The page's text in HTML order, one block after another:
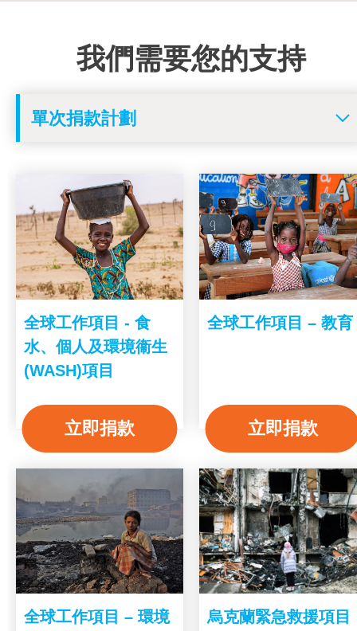
我們需要您的支持
全球工作項目 - 食
水、個人及環境衞生
(WASH)項目
立即捐款
全球工作項目 – 教育
立即捐款
全球工作項目 – 環境
烏克蘭緊急救援項目